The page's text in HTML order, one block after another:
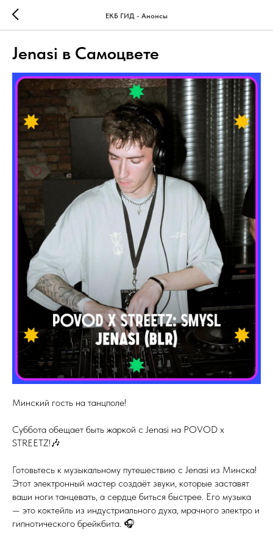
ЕКБ ГИД - Анонсы
Jenasi в Самоцвете
Минский гость на танцполе!
Суббота обещает быть жаркой с Jenasi на POVOD x
STREETZ!🎶
Готовьтесь к музыкальному путешествию с Jenasi из Минска!
Этот электронный мастер создаёт звуки, которые заставят
ваши ноги танцевать, а сердце биться быстрее. Его музыка
— это коктейль из индустриального духа, мрачного электро и
гипнотического брейкбита. 🎧